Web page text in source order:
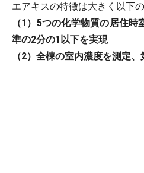
エアキスの特徴は大きく以下
（1）5つの化学物質の居住
準の2分の1以下を実現
（2）全棟の室内濃度を測定